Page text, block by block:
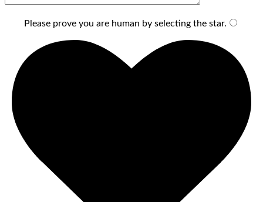
Please prove you are human by selecting the star.